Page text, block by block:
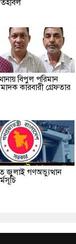
তহবিল
বিপুল পরিমান
কারবারী গ্রেফতার
জুলাই গণঅভ্যুত্থান